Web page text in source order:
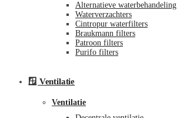
Alternatieve waterbehandeling
Waterverzachters
Cintropur waterfilters
Braukmann filters
Patroon filters
Purifo filters
🪟 Ventilatie
Ventilatie